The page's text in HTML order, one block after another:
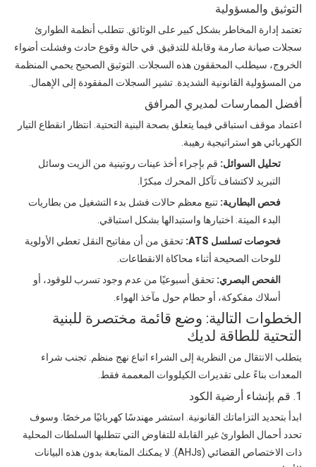
التوثيق والمسؤولية
تعتمد إدارة المخاطر بشكل كبير على الوثائق. تتطلب أنظمة الطوارئ
سجلات صيانة صارمة وقابلة للتدقيق. في حالة وقوع حادث وفشلت أضواء
الخروج، سيطلب المحققون هذه السجلات. التوثيق الصحيح يحمي المنظمة
من المسؤولية القانونية الشديدة. تشير السجلات المفقودة إلى الإهمال.
أفضل الممارسات لمديري المرافق
اعتماد موقف استباقي فيما يتعلق بصحة البنية التحتية. انتظار انقطاع التيار
الكهربائي هو استراتيجية رهيبة.
تحليل السوائل: قم بإجراء أخذ عينات روتينية من الزيت وسائل
التبريد لاكتشاف تآكل المحرك مبكرًا.
فحص البطارية: تنبع معظم حالات فشل بدء التشغيل من بطاريات
البدء الميتة. اختبارها واستبدالها بشكل استباقي.
فحوصات تسلسل ATS:
تحقق من أن مفاتيح النقل تعطي الأولوية
للوحات الصحيحة أثناء محاكاة الانقطاعات.
الفحص البصري: تحقق أسبوعيًا من عدم وجود تسرب للوقود، أو
أسلاك مفكوكة، أو حطام حول مآخذ الهواء.
الخطوات التالية: وضع قائمة مختصرة للبنية
التحتية للطاقة لديك
يتطلب الانتقال من النظرية إلى الشراء اتباع نهج منظم. تجنب شراء
المعدات بناءً على تقديرات الكيلووات المعممة فقط.
1. قم بإنشاء أرضية الكود
ابدأ بتحديد التزاماتك القانونية. استشر مهندسًا كهربائيًا مرخصًا. وسوف
تحدد أحمال الطوارئ غير القابلة للتفاوض التي تتطلبها السلطات المحلية
ذات الاختصاص القضائي (AHJs). لا يمكنك المتابعة بدون هذه البيانات